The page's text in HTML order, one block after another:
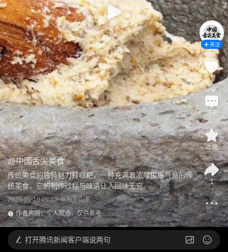
@中国舌尖美食
传统美食的独特魅力打糍粑，一种充满着浓厚民俗气息的传
统美食，它的制作过程与味道让人回味无穷
2026-05-19 09:42 发布于山东
作者声明：个人观点，仅供参考
关注
1
评论
收藏
1
打开腾讯新闻客户端说两句